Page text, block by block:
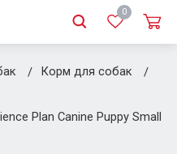
0
Корм для собак
Plan Canine Puppy Small